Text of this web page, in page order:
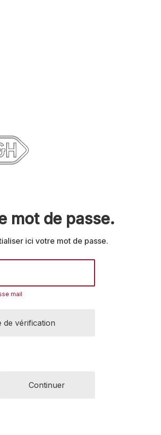
mot de passe.
ici votre mot de passe.
mail
de vérification
Continuer